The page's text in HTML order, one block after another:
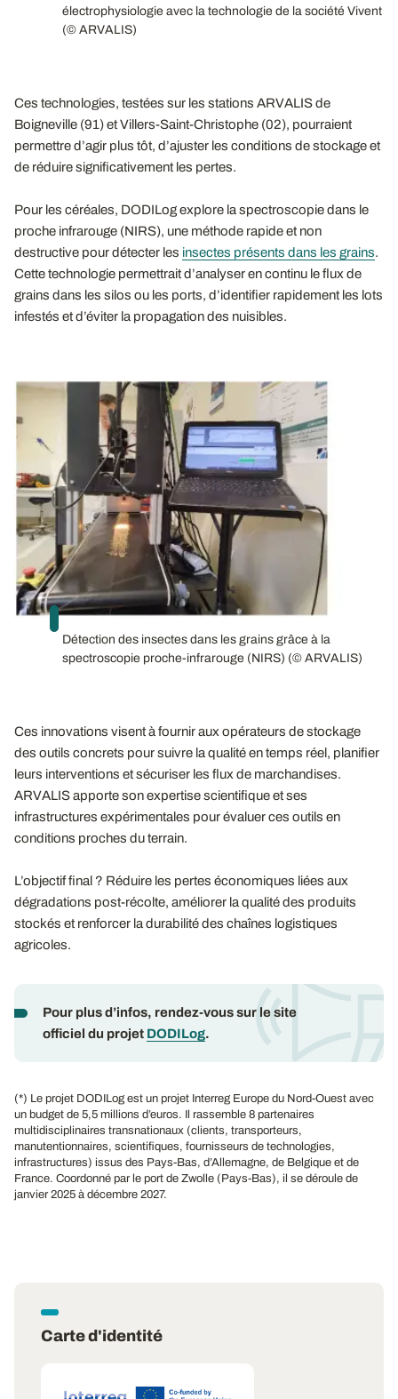
électrophysiologie avec la technologie de la société Vivent
(© ARVALIS)
Ces technologies, testées sur les stations ARVALIS de
Boigneville (91) et Villers-Saint-Christophe (02), pourraient
permettre d’agir plus tôt, d’ajuster les conditions de stockage et
de réduire significativement les pertes.
Pour les céréales, DODILog explore la spectroscopie dans le
proche infrarouge (NIRS), une méthode rapide et non
destructive pour détecter les insectes présents dans les grains.
Cette technologie permettrait d’analyser en continu le flux de
grains dans les silos ou les ports, d’identifier rapidement les lots
infestés et d’éviter la propagation des nuisibles.
Détection des insectes dans les grains grâce à la
spectroscopie proche-infrarouge (NIRS) (© ARVALIS)
Ces innovations visent à fournir aux opérateurs de stockage
des outils concrets pour suivre la qualité en temps réel, planifier
leurs interventions et sécuriser les flux de marchandises.
ARVALIS apporte son expertise scientifique et ses
infrastructures expérimentales pour évaluer ces outils en
conditions proches du terrain.
L’objectif final ? Réduire les pertes économiques liées aux
dégradations post-récolte, améliorer la qualité des produits
stockés et renforcer la durabilité des chaînes logistiques
agricoles.
Pour plus d’infos, rendez-vous sur le site
officiel du projet DODILog.
(*) Le projet DODILog est un projet Interreg Europe du Nord-Ouest avec
un budget de 5,5 millions d’euros. Il rassemble 8 partenaires
multidisciplinaires transnationaux (clients, transporteurs,
manutentionnaires, scientifiques, fournisseurs de technologies,
infrastructures) issus des Pays-Bas, d’Allemagne, de Belgique et de
France. Coordonné par le port de Zwolle (Pays-Bas), il se déroule de
janvier 2025 à décembre 2027.
Carte d'identité